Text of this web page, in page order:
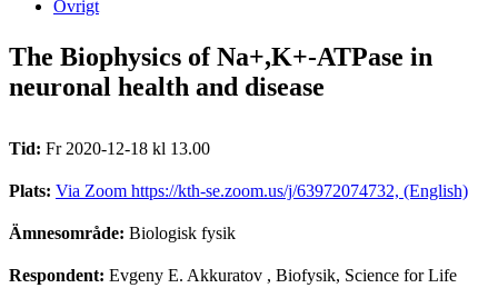
Övrigt
The Biophysics of Na+,K+-ATPase in
neuronal health and disease
Tid: Fr 2020-12-18 kl 13.00
Plats: Via Zoom https://kth-se.zoom.us/j/63972074732, (English)
Ämnesområde: Biologisk fysik
Respondent: Evgeny E. Akkuratov , Biofysik, Science for Life